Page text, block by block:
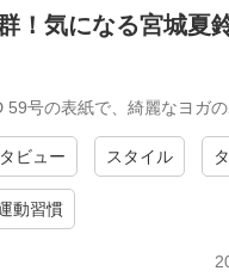
！気になる宮城夏
号の表紙で、綺麗なヨガの
ビュー スタイル
動習慣